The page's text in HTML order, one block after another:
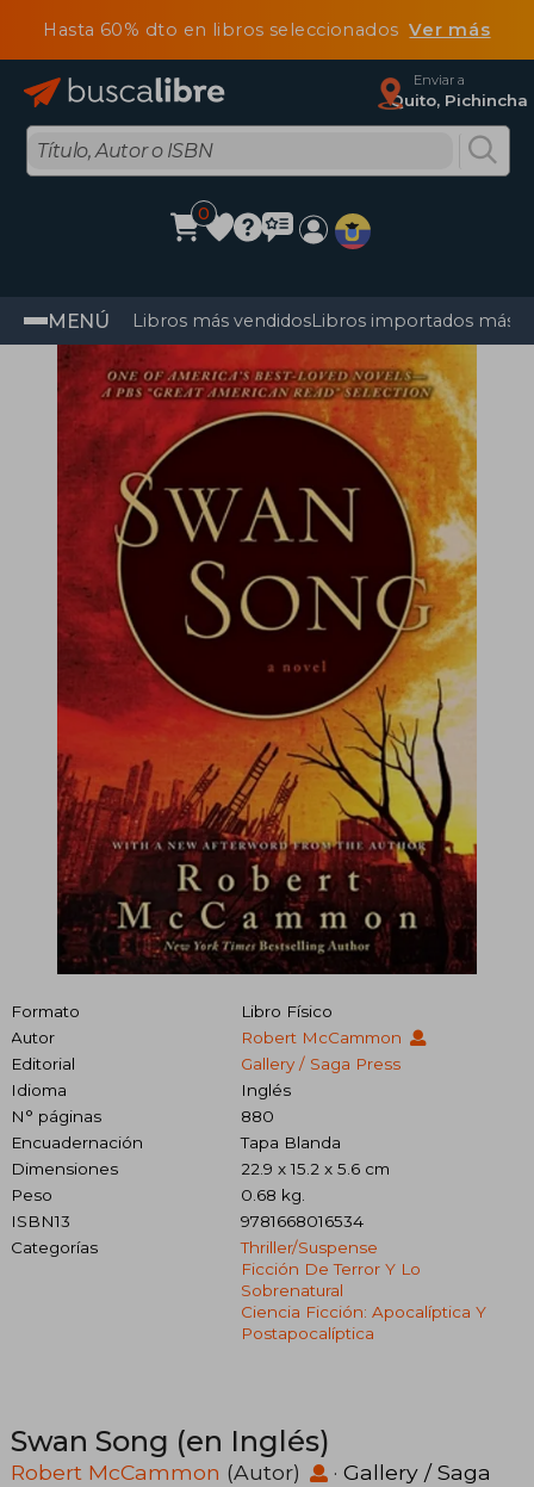
Hasta 60% dto en libros seleccionadosVer más
Enviar a
Quito, Pichincha
0
MENÚ Libros más vendidosLibros importados más
Formato
Libro Físico
Autor
Robert McCammon
Editorial
Gallery / Saga Press
Idioma
Inglés
N° páginas
880
Encuadernación
Tapa Blanda
Dimensiones
22.9 x 15.2 x 5.6 cm
Peso
0.68 kg.
ISBN13
9781668016534
Categorías
Thriller/suspense
Ficción De Terror Y Lo
Sobrenatural
Ciencia Ficción: Apocalíptica Y
Postapocalíptica
Swan Song (en Inglés)
Robert McCammon (Autor) · Gallery / Saga